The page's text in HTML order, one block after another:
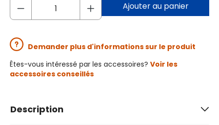
Ajouter au panier
Demander plus d'informations sur le produit
Êtes-vous intéressé par les accessoires? Voir les
accessoires conseillés
Description